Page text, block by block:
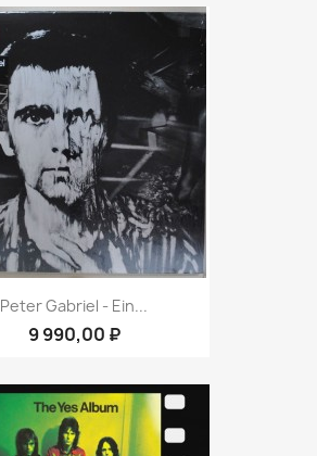
Peter Gabriel ‎- Ein...
9 990,00 ₽